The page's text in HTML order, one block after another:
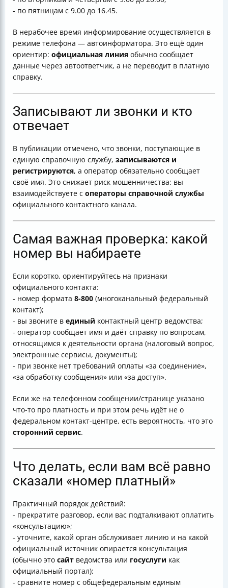
- по пятницам с 9.00 до 16.45.
В нерабочее время информирование осуществляется в
режиме телефона — автоинформатора. Это ещё один
ориентир: официальная линия обычно сообщает
данные через автоответчик, а не переводит в платную
справку.
Записывают ли звонки и кто
отвечает
В публикации отмечено, что звонки, поступающие в
единую справочную службу, записываются и
регистрируются, а оператор обязательно сообщает
своё имя. Это снижает риск мошенничества: вы
взаимодействуете с операторы справочной службы
официального контактного канала.
Самая важная проверка: какой
номер вы набираете
Если коротко, ориентируйтесь на признаки
официального контакта:
- номер формата 8-800 (многоканальный федеральный
контакт);
- вы звоните в единый контактный центр ведомства;
- оператор сообщает имя и даёт справку по вопросам,
относящимся к деятельности органа (налоговый вопрос,
электронные сервисы, документы);
- при звонке нет требований оплаты «за соединение»,
«за обработку сообщения» или «за доступ».
Если же на телефонном сообщении/странице указано
что-то про платность и при этом речь идёт не о
федеральном контакт-центре, есть вероятность, что это
сторонний сервис.
Что делать, если вам всё равно
сказали «номер платный»
Практичный порядок действий:
- прекратите разговор, если вас подталкивают оплатить
«консультацию»;
- уточните, какой орган обслуживает линию и на какой
официальный источник опирается консультация
(обычно это сайт ведомства или госуслуги как
официальный портал);
- сравните номер с общефедеральным единым